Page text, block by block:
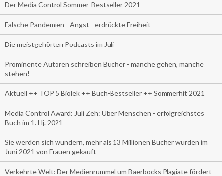
Der Media Control Sommer-Bestseller 2021
Falsche Pandemien - Angst - erdrückte Freiheit
Die meistgehörten Podcasts im Juli
Prominente Autoren schreiben Bücher - manche gehen, manche
stehen!
Aktuell ++ TOP 5 Biolek ++ Buch-Bestseller ++ Sommerhit 2021
Media Control Award: Juli Zeh: Über Menschen - erfolgreichstes
Buch im 1. Hj. 2021
Sie werden sich wundern, mehr als 13 Millionen Bücher wurden im
Juni 2021 von Frauen gekauft
Verkehrte Welt: Der Medienrummel um Baerbocks Plagiate fördert